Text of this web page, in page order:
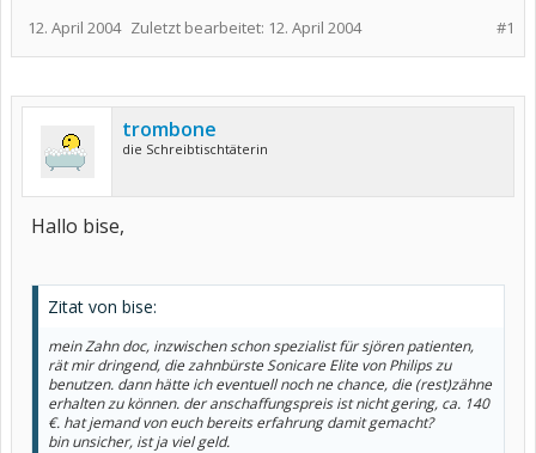
#1
12. April 2004 Zuletzt bearbeitet: 12. April 2004
trombone
die Schreibtischtäterin
Hallo bise,
Zitat von bise:
mein Zahn doc, inzwischen schon spezialist für sjören patienten,
rät mir dringend, die zahnbürste Sonicare Elite von Philips zu
benutzen. dann hätte ich eventuell noch ne chance, die (rest)zähne
erhalten zu können. der anschaffungspreis ist nicht gering, ca. 140
€. hat jemand von euch bereits erfahrung damit gemacht?
bin unsicher, ist ja viel geld.